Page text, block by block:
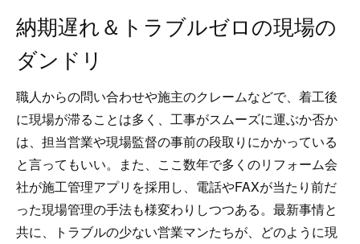
納期遅れ＆トラブルゼロの現場の
ダンドリ
職人からの問い合わせや施主のクレームなどで、着工後
に現場が滞ることは多く、工事がスムーズに運ぶか否か
は、担当営業や現場監督の事前の段取りにかかっている
と言ってもいい。また、ここ数年で多くのリフォーム会
社が施工管理アプリを採用し、電話やFAXが当たり前だ
った現場管理の手法も様変わりしつつある。最新事情と
共に、トラブルの少ない営業マンたちが、どのように現